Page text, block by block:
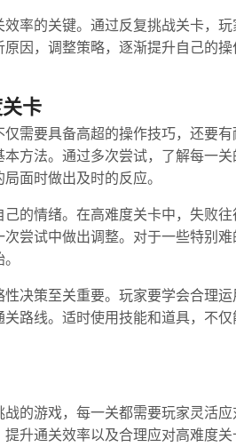
率的关键。通过反复挑战关卡，
因，调整策略，逐渐提升自己的
卡
需要具备高超的操作技巧，还要
方法。通过多次尝试，了解每一
面时做出及时的反应。
的情绪。在高难度关卡中，失败
尝试中做出调整。对于一些特别
决策至关重要。玩家要学会合理
路线。适时使用技能和道具，不
战的游戏，每一关都需要玩家灵活
升通关效率以及合理应对高难度